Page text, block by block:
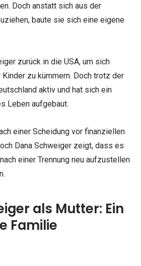
Doch anstatt sich aus der
baute sie sich eine eigene
zurück in die USA, um sich
zu kümmern. Doch trotz der
aktiv und hat sich ein
Leben aufgebaut.
einer Scheidung vor finanziellen
Dana Schweiger zeigt, dass es
einer Trennung neu aufzustellen
als Mutter: Ein
Familie